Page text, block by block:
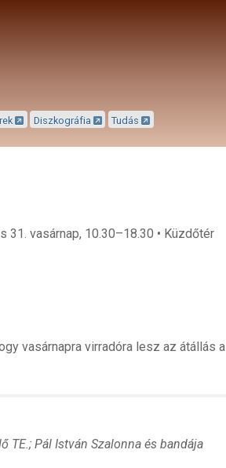
Diszkográfia Tudás
31. vasárnap, 10.30–18.30 • Küzdőtér
vasárnapra virradóra lesz az átállás
TE.; Pál István Szalonna és bandája